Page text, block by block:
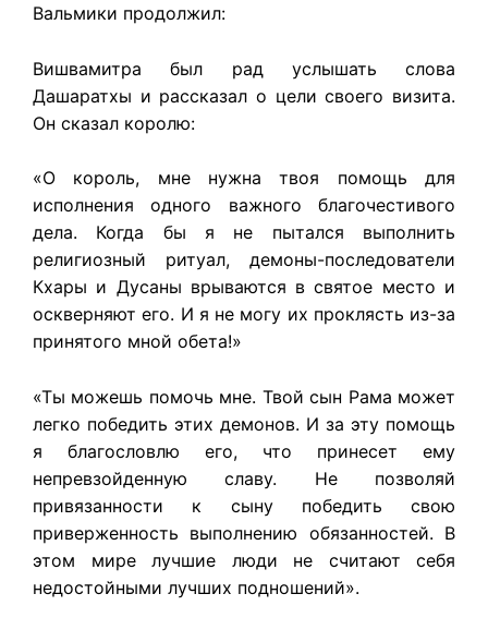
Вальмики продолжил:
Вишвамитра был рад услышать слова
Дашаратхы и рассказал о цели своего визита.
Он сказал королю:
«О король, мне нужна твоя помощь для
исполнения одного важного благочестивого
дела. Когда бы я не пытался выполнить
религиозный ритуал, демоны-последователи
Кхары и Дусаны врываются в святое место и
оскверняют его. И я не могу их проклясть из-за
принятого мной обета!»
«Ты можешь помочь мне. Твой сын Рама может
легко победить этих демонов. И за эту помощь
я благословлю его, что принесет ему
непревзойденную славу. Не позволяй
привязанности к сыну победить свою
приверженность выполнению обязанностей. В
этом мире лучшие люди не считают себя
недостойными лучших подношений».